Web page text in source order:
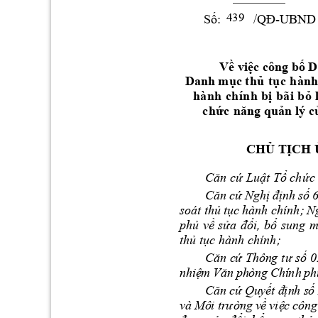
Số: /QĐ-UBND
Vềviệc công bố
Danh mục thủ tục hành
hành chính bị bãi bỏ
chức năngquản lý
CHỦ TỊCH
Căn cứLuật Tổchức
Căn cứNghịđịnh số
soát thủtụchành chính;
phủ về sửa đổi, bổ sung
thủ tục hành chính;
Căn cứ Thông tưsố
nhiệm Văn phòng Chínhph
Căn cứ Quyết định số
vàMôi trường vềviệc côn
439